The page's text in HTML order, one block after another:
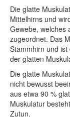
Die glatte
Mittelhirns und
Gewebe, welches
zugeordnet. Das
Stammhirn und
der glatten
Die glatte
nicht bewusst
aus etwa 90 %
Muskulatur
Zutun.